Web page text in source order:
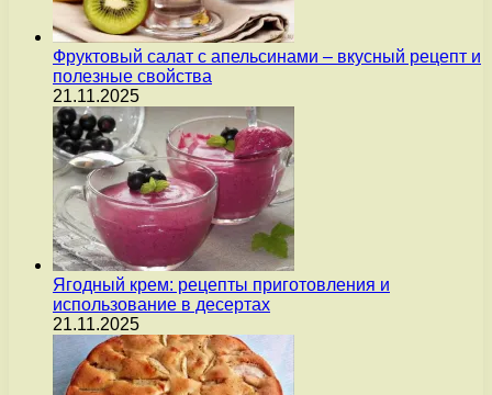
Фруктовый салат с апельсинами – вкусный рецепт и
полезные свойства
21.11.2025
Ягодный крем: рецепты приготовления и
использование в десертах
21.11.2025